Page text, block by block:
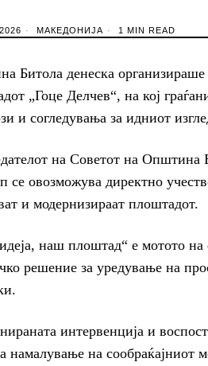
МАКЕДОНИЈА 1 MIN READ
Битола денеска
„Гоце Делчев“, на кој
и согледувања за идниот
на Советот на Општина
се овозможува директно
и модернизираат плоштадот.
идеја, наш плоштад“ е мотото
решение за уредување на
интервенција и
намалување на сообраќајниот